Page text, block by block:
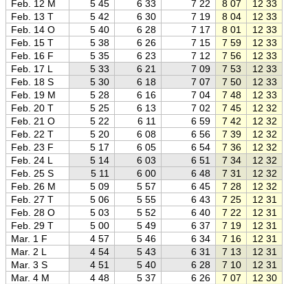
Feb. 12 M
5 45 6 33 7 22 8 07 12 33
Feb. 13 T
5 42 6 30 7 19 8 04 12 33
Feb. 14 O
5 40 6 28 7 17 8 01 12 33
Feb. 15 T
5 38 6 26 7 15 7 59 12 33
Feb. 16 F
5 35 6 23 7 12 7 56 12 33
Feb. 17 L
5 33 6 21 7 09 7 53 12 33
Feb. 18 S
5 30 6 18 7 07 7 50 12 33
Feb. 19 M
5 28 6 16 7 04 7 48 12 33
Feb. 20 T
5 25 6 13 7 02 7 45 12 32
Feb. 21 O
5 22 6 11 6 59 7 42 12 32
Feb. 22 T
5 20 6 08 6 56 7 39 12 32
Feb. 23 F
5 17 6 05 6 54 7 36 12 32
Feb. 24 L
5 14 6 03 6 51 7 34 12 32
Feb. 25 S
5 11 6 00 6 48 7 31 12 32
Feb. 26 M
5 09 5 57 6 45 7 28 12 32
Feb. 27 T
5 06 5 55 6 43 7 25 12 31
Feb. 28 O
5 03 5 52 6 40 7 22 12 31
Feb. 29 T
5 00 5 49 6 37 7 19 12 31
Mar. 1 F
4 57 5 46 6 34 7 16 12 31
Mar. 2 L
4 54 5 43 6 31 7 13 12 31
Mar. 3 S
4 51 5 40 6 28 7 10 12 31
Mar. 4 M
4 48 5 37 6 26 7 07 12 30